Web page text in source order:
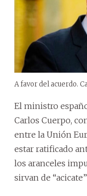
A favor del acuerdo.
El ministro
Carlos Cuerpo,
entre la Unión
estar ratificado
los aranceles
sirvan de